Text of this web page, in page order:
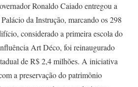
Ronaldo Caiado entregou a
da Instrução, marcando os 298
considerado a primeira escola do
Art Déco, foi reinaugurado
de R$ 2,4 milhões. A iniciativa
a preservação do patrimônio